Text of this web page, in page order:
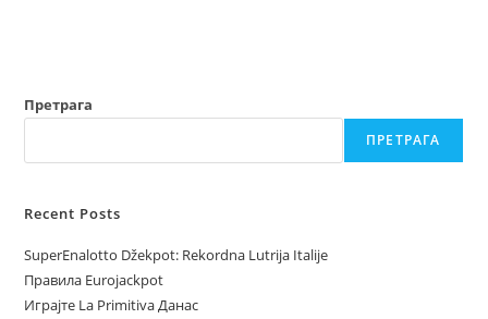
Претрага
ПРЕТРАГА
Recent Posts
SuperEnalotto Džekpot: Rekordna Lutrija Italije
Правила Eurojackpot
Играјте La Primitiva Данас